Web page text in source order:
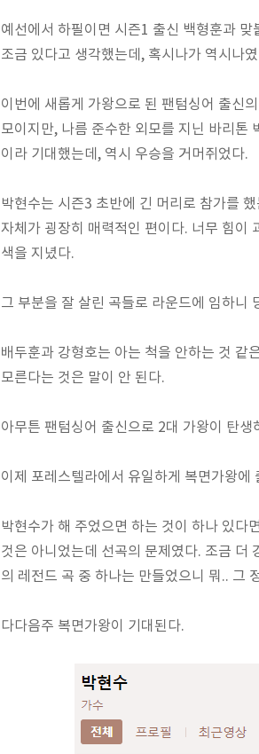
예선에서 하필이면 시즌1 출신 백형훈과
조금 있다고 생각했는데, 혹시나가 역시나
이번에 새롭게 가왕으로 된 팬텀싱어 출신
모이지만, 나름 준수한 외모를 지닌 바리톤
이라 기대했는데, 역시 우승을 거머쥐었다.
박현수는 시즌3 초반에 긴 머리로 참가를
자체가 굉장히 매력적인 편이다. 너무 힘이
색을 지녔다.
그 부분을 잘 살린 곡들로 라운드에 임하니
배두훈과 강형호는 아는 척을 안하는 것 같
모른다는 것은 말이 안 된다.
아무튼 팬텀싱어 출신으로 2대 가왕이 탄
이제 포레스텔라에서 유일하게 복면가왕
박현수가 해 주었으면 하는 것이 하나 있다
것은 아니었는데 선곡의 문제였다. 조금 더
의 레전드 곡 중 하나는 만들었으니 뭐.. 그
다다음주 복면가왕이 기대된다.